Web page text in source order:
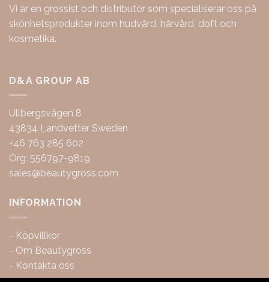
Vi är en grossist och distributör som specialiserar oss på
skönhetsprodukter inom hudvård, hårvård, doft och
kosmetika.
D&A GROUP AB
Ullbergsvägen 8
43834 Landvetter Sweden
+46 763 285 602
Org: 556797-9819
sales@beautygross.com
INFORMATION
- Köpvillkor
- Om Beautygross
- Kontakta oss